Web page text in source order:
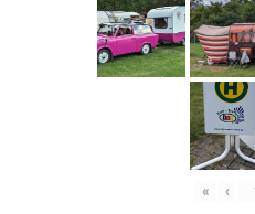
« ‹